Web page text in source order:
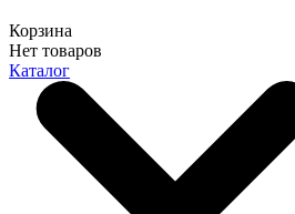
Корзина
Нет товаров
Каталог